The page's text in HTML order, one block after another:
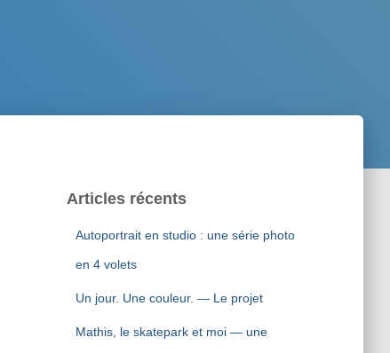
Articles récents
Autoportrait en studio : une série photo
en 4 volets
Un jour. Une couleur. — Le projet
Mathis, le skatepark et moi — une